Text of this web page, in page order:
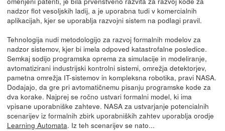
nadzor flot vesoljskih ladij, a je uporabna tudi v komercialnih
aplikacijah, kjer se uporablja razvojni sistem na podlagi pravil.
Tehnologija nudi metodologijo za razvoj formalnih modelov za
nadzor sistemov, kjer bi imela odpoved katastrofalne posledice.
Semkaj sodijo programska oprema za simulacije in modeliranje,
avtomatizirani industrijski kontrolni sistemi, omrežja detektorjev,
pametna omrežja IT-sistemov in kompleksna robotika, pravi NASA.
Dodajajo, da gre pri avtomatičnemu pisanju programske kode za
dva korake. Najprej se ročno ustvari formalni model, ki ima
vpisane uporabniške zahteve. NASA za ustvarjanje potencialnih
scenarijev iz formalnih zbirk uporabniških zahtev uporablja orodje
Learning Automata. Iz teh scenarijev se nato...